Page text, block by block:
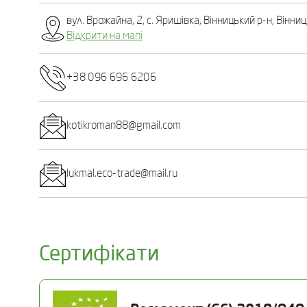
вул. Врожайна, 2, с. Яришівка, Вінницький р-н,
Відкрити на мапі
+38 096 696 6206
kotikroman88@gmail.com
lukmal.eco-trade@mail.ru
Сертифікати